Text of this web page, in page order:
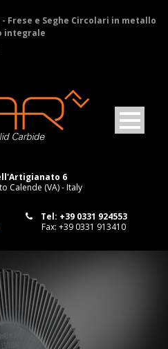
Frese e Seghe Circolari in metallo
integrale
6
Calende (VA) - Italy
Tel: +39 0331 924553
Fax: +39 0331 913410